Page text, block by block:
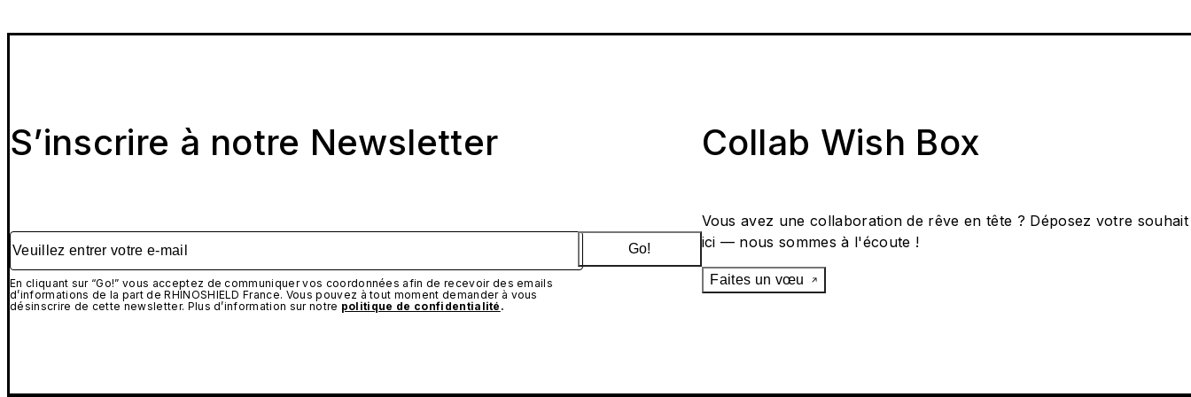
S’inscrire à notre Newsletter
Veuillez entrer votre e-mail
En cliquant sur “Go!” vous acceptez de communiquer vos coordonnées afin de recevoir des emails
d’informations de la part de RHINOSHIELD France. Vous pouvez à tout moment demander à vous
désinscrire de cette newsletter. Plus d’information sur notre politique de confidentialité .
Go!
Collab Wish Box
Vous avez une collaboration de rêve en tête ? Déposez votre souhait
ici — nous sommes à l'écoute !
Faites un vœu